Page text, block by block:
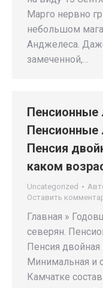
Марго нервно
небольшом
Анджелеса.
замеченной,…
Пенсионные
Пенсионные
Пенсия
каком
Uncategorized
Оставить
Главная »
северян.
Пенсия двойная
Минимальная и
Камчатке